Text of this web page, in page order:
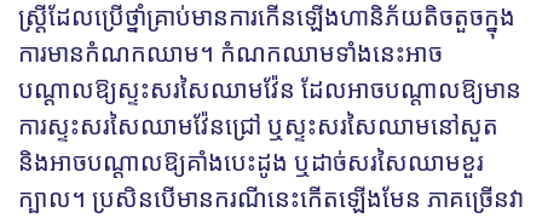
ស្ត្រីដែលប្រើថ្នាំគ្រាប់មានការកើនឡើងហានិភ័យតិចតួចក្នុង
ការមានកំណកឈាម។ កំណកឈាមទាំងនេះអាច
បណ្តាលឱ្យស្ទះសរសៃឈាមវ៉ែន ដែលអាចបណ្តាលឱ្យមាន
ការស្ទះសរសៃឈាមវ៉ែនជ្រៅ ឬស្ទះសរសៃឈាមនៅសួត
និងអាចបណ្តាលឱ្យគាំងបេះដូង ឬដាច់សរសៃឈាមខួរ
ក្បាល។ ប្រសិនបើមានករណីនេះកើតឡើងមែន ភាគច្រើនវា